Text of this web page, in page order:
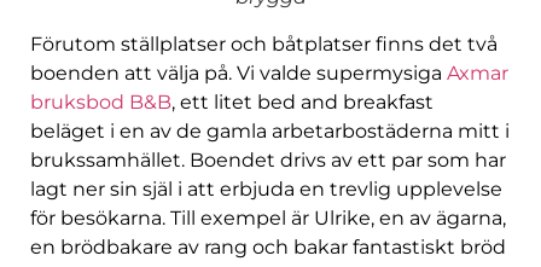
Förutom ställplatser och båtplatser finns det två
boenden att välja på. Vi valde supermysiga Axmar
bruksbod B&B, ett litet bed and breakfast
beläget i en av de gamla arbetarbostäderna mitt i
brukssamhället. Boendet drivs av ett par som har
lagt ner sin själ i att erbjuda en trevlig upplevelse
för besökarna. Till exempel är Ulrike, en av ägarna,
en brödbakare av rang och bakar fantastiskt bröd